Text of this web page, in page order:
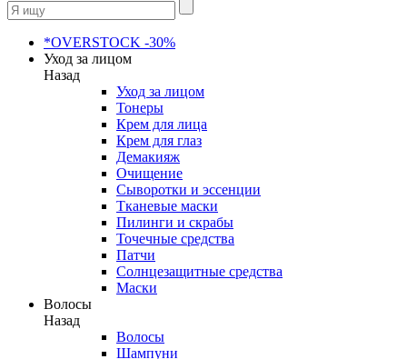
*OVERSTOCK -30%
Уход за лицом
Назад
Уход за лицом
Тонеры
Крем для лица
Крем для глаз
Демакияж
Очищение
Сыворотки и эссенции
Тканевые маски
Пилинги и скрабы
Точечные средства
Патчи
Солнцезащитные средства
Маски
Волосы
Назад
Волосы
Шампуни